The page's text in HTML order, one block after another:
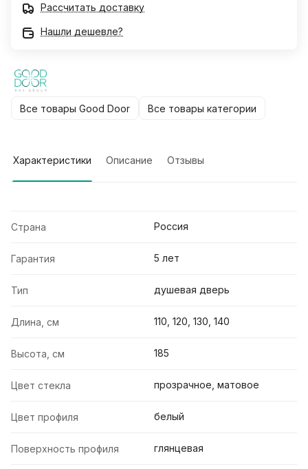
Рассчитать доставку
Нашли дешевле?
Все товары Good Door Все товары категории
Характеристики Описание Отзывы
Страна Россия
Гарантия 5 лет
Тип душевая дверь
Длина, см 110, 120, 130, 140
Высота, см 185
Цвет стекла прозрачное, матовое
Цвет профиля белый
Поверхность профиля глянцевая